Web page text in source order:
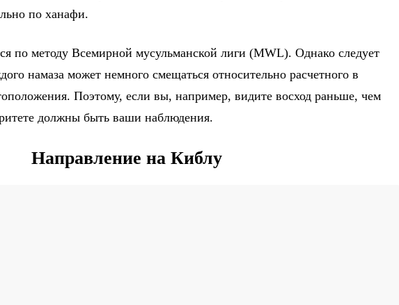
по ханафи.
по методу Всемирной мусульманской лиги (MWL). Однако следует
намаза может немного смещаться относительно расчетного в
Поэтому, если вы, например, видите восход раньше, чем
должны быть ваши наблюдения.
Направление на Киблу